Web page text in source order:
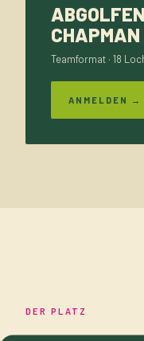
Teamformat · 18
ANMELDEN →
DER PLATZ